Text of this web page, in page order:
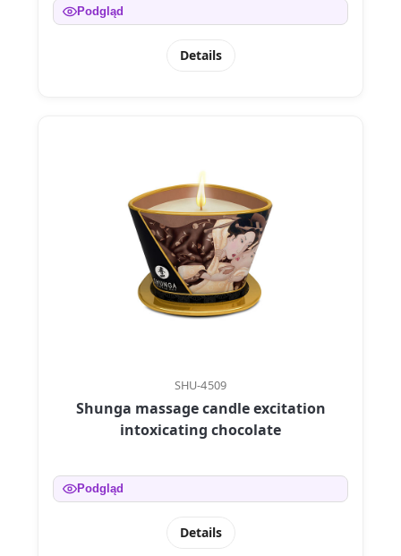
Podgląd
Details
SHU-4509
Shunga massage candle excitation
intoxicating chocolate
Podgląd
Details